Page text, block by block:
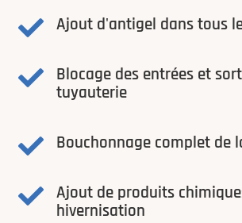
 Ajout d'antigel dans tous

Blocage des entrées et
tuyauterie
 Bouchonnage complet de

Ajout de produits
hivernisation